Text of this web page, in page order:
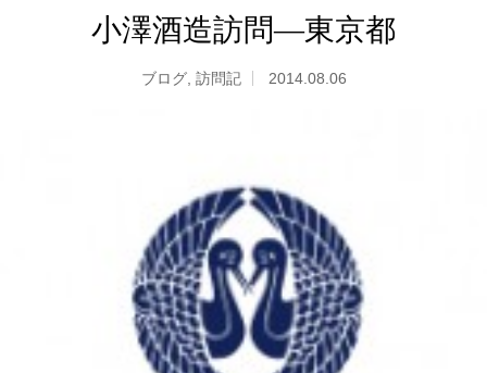
小澤酒造訪問―東京都
ブログ, 訪問記 2014.08.06